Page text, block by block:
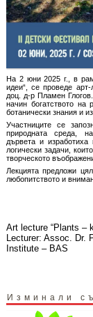
На 2 юни 2025 г., в
идеи“, се проведе арт-
доц. д-р Пламен
начин богатството на
ботанически знания и
Участниците се
природната среда,
дървета и
логически задачи,
творческото
Лекцията предложи
любопитството и
Art lecture “Plants –
Lecturer: Assoc. Dr.
Institute – BAS
Изминали